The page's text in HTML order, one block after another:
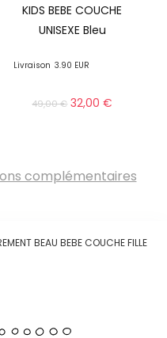
KIDS BEBE COUCHE
UNISEXE Bleu
Livraison 3.90 EUR
49,00€ 32,00€
complémentaires
BEAU BEBE COUCHE FILLE